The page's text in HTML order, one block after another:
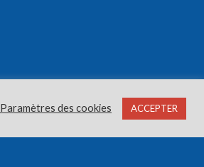
Paramètres des cookies ACCEPTER